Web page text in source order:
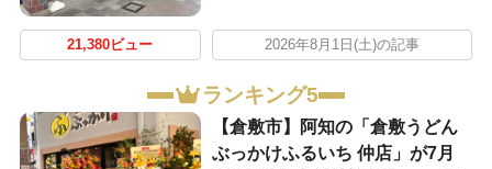
21,380ビュー 2026年8月1日(土)の記事
ランキング5
【倉敷市】阿知の「倉敷うどん
ぶっかけふるいち 仲店」が7月